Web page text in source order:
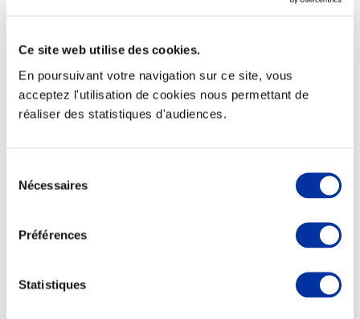
Ce site web utilise des cookies.
En poursuivant votre navigation sur ce site, vous
acceptez l'utilisation de cookies nous permettant de
réaliser des statistiques d'audiences.
Nécessaires
Préférences
Statistiques
Transport – mise en marché
Abattoir